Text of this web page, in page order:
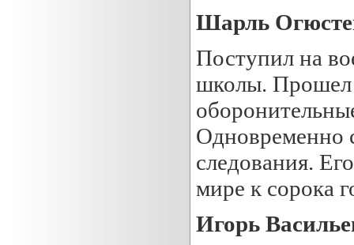
Шарль
Поступил на
школы. Прошел
Одновременно
следования.
мире к сорока
Игорь